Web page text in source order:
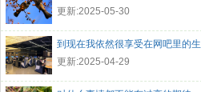
更新:2025-05-30
到现在我依然很享受在网吧里的生
更新:2025-04-29